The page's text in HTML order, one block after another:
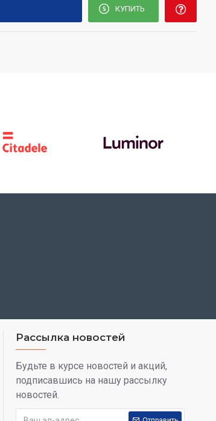
КУПИТЬ
Рассылка новостей
Будьте в курсе новостей и акций,
подписавшись на нашу рассылку
новостей.